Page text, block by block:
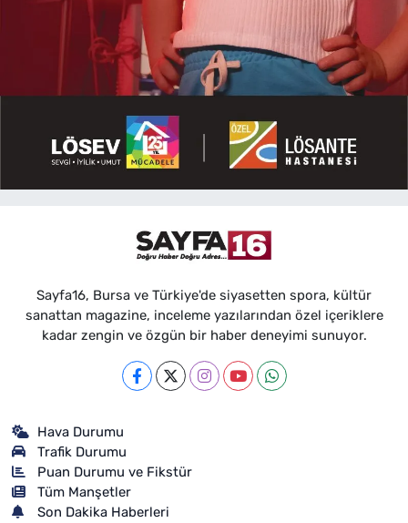
Sayfa16, Bursa ve Türkiye'de siyasetten spora, kültür
sanattan magazine, inceleme yazılarından özel içeriklere
kadar zengin ve özgün bir haber deneyimi sunuyor.
Hava Durumu
Trafik Durumu
Puan Durumu ve Fikstür
Tüm Manşetler
Son Dakika Haberleri